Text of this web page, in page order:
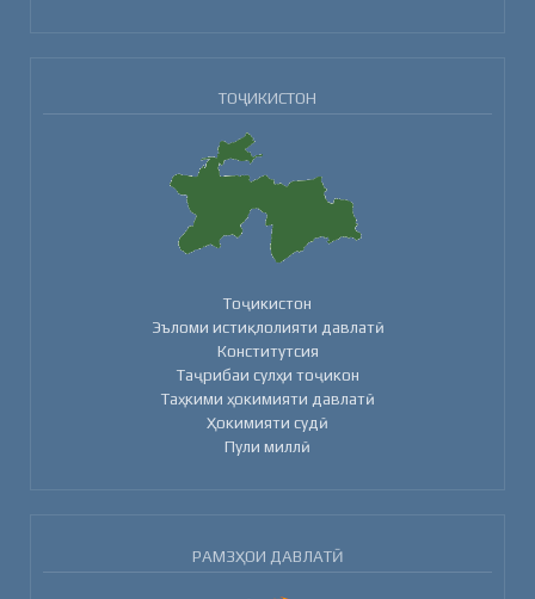
ТОҶИКИСТОН
Тоҷикистон
Эъломи истиқлолияти давлатӣ
Конститутсия
Таҷрибаи сулҳи тоҷикон
Таҳкими ҳокимияти давлатӣ
Ҳокимияти судӣ
Пули миллӣ
РАМЗҲОИ ДАВЛАТӢ